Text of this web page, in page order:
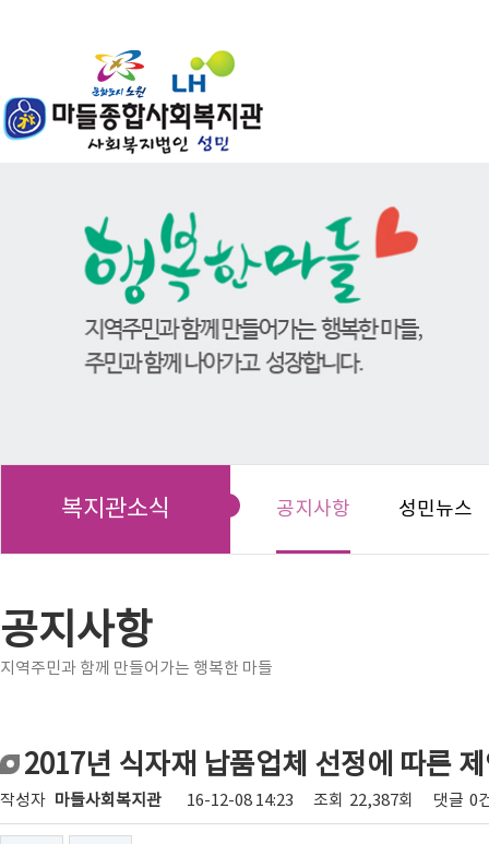
복지관소식 공지사항 성민뉴스
공지사항
지역주민과 함께 만들어가는 행복한 마들
2017년 식자재 납품업체 선정에 따른
작성자 마들사회복지관 16-12-08 14:23 조회 22,387회 댓글 0